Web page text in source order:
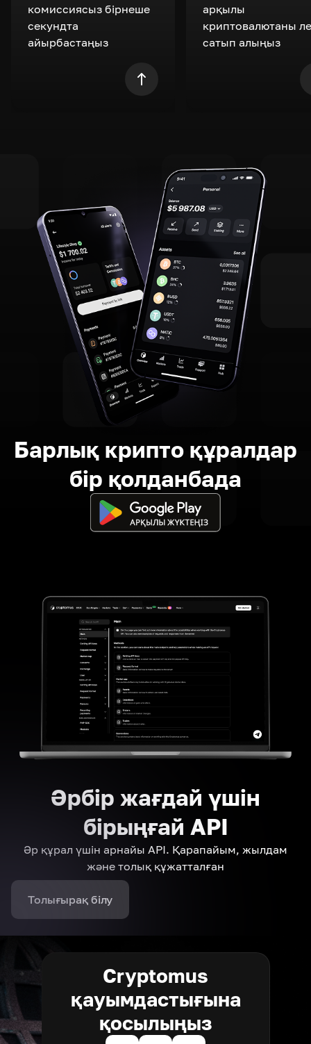
комиссиясыз бірнеше
секундта
айырбастаңыз
арқылы
криптовалютаны
сатып алыңыз
Барлық крипто құралдар
бір қолданбада
Әрбір жағдай үшін
бірыңғай API
Әр құрал үшін арнайы API. Қарапайым, жылдам
және толық құжатталған
Толығырақ білу
Cryptomus
қауымдастығына
қосылыңыз